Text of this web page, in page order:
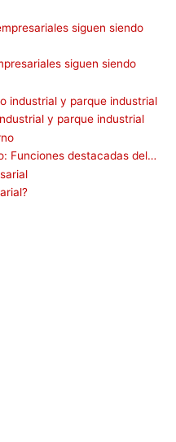
siguen siendo
y parque industrial
Funciones destacadas del…